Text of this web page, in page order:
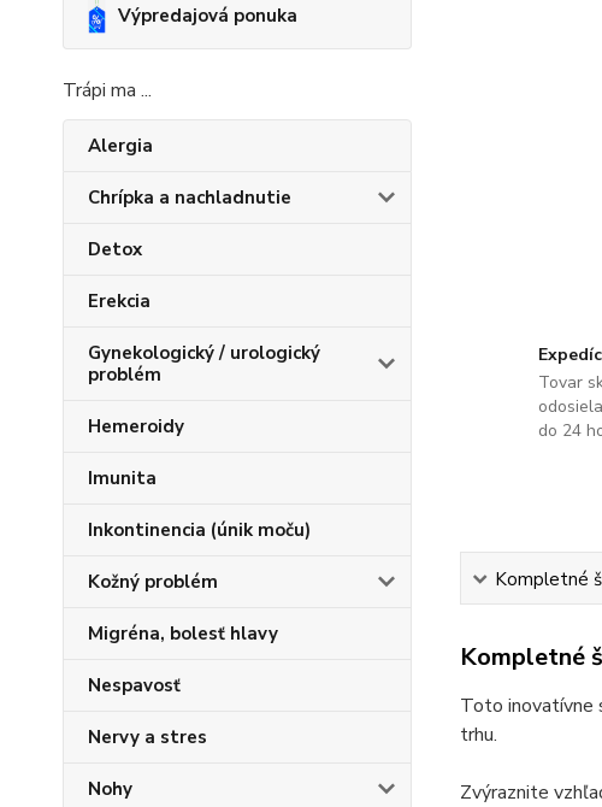
Výpredajová ponuka
Trápi ma ...
Alergia
Chrípka a nachladnutie
Detox
Erekcia
Gynekologický / urologický
problém
Hemeroidy
Imunita
Inkontinencia (únik moču)
Kožný problém
Migréna, bolesť hlavy
Nespavosť
Nervy a stres
Nohy
Tovar
do 24
Kompletné
Kompletné
Toto inovatívne
trhu.
Zvýraznite